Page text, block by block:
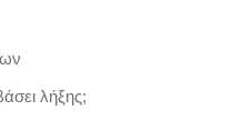
λήξης;